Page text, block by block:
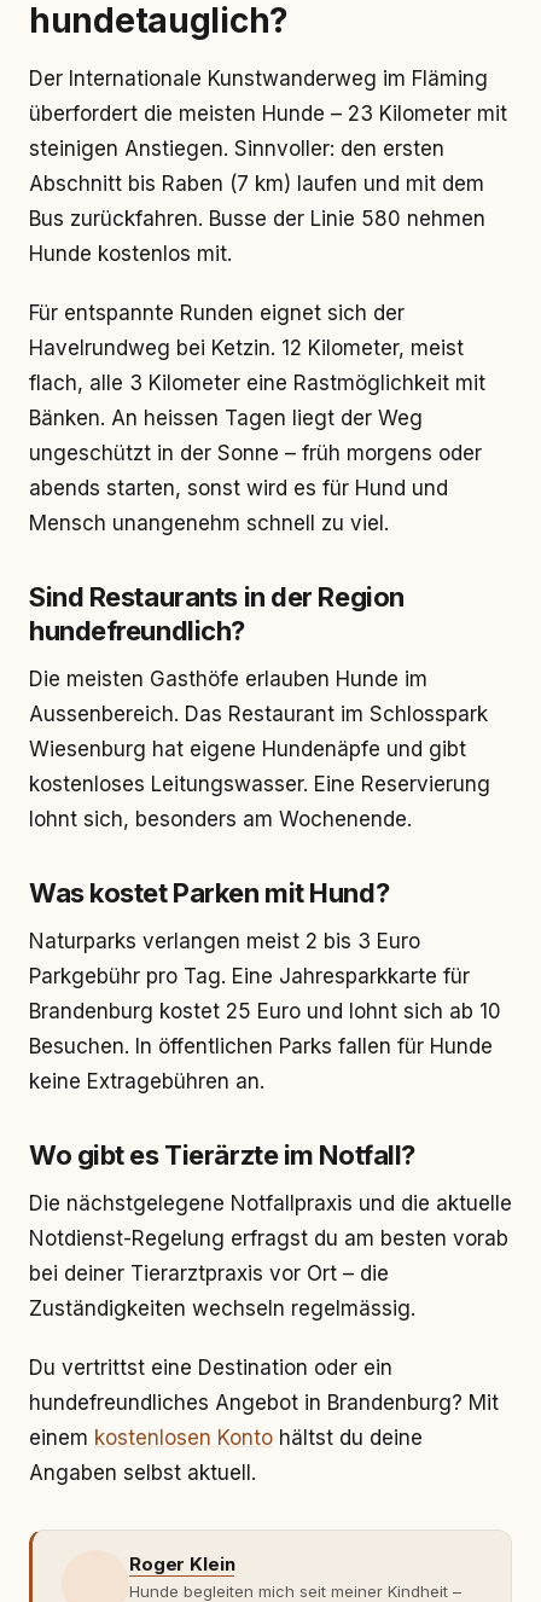
hundetauglich?
Der Internationale Kunstwanderweg im Fläming
überfordert die meisten Hunde – 23 Kilometer mit
steinigen Anstiegen. Sinnvoller: den ersten
Abschnitt bis Raben (7 km) laufen und mit dem
Bus zurückfahren. Busse der Linie 580 nehmen
Hunde kostenlos mit.
Für entspannte Runden eignet sich der
Havelrundweg bei Ketzin. 12 Kilometer, meist
flach, alle 3 Kilometer eine Rastmöglichkeit mit
Bänken. An heissen Tagen liegt der Weg
ungeschützt in der Sonne – früh morgens oder
abends starten, sonst wird es für Hund und
Mensch unangenehm schnell zu viel.
Sind Restaurants in der Region
hundefreundlich?
Die meisten Gasthöfe erlauben Hunde im
Aussenbereich. Das Restaurant im Schlosspark
Wiesenburg hat eigene Hundenäpfe und gibt
kostenloses Leitungswasser. Eine Reservierung
lohnt sich, besonders am Wochenende.
Was kostet Parken mit Hund?
Naturparks verlangen meist 2 bis 3 Euro
Parkgebühr pro Tag. Eine Jahresparkkarte für
Brandenburg kostet 25 Euro und lohnt sich ab 10
Besuchen. In öffentlichen Parks fallen für Hunde
keine Extragebühren an.
Wo gibt es Tierärzte im Notfall?
Die nächstgelegene Notfallpraxis und die aktuelle
Notdienst-Regelung erfragst du am besten vorab
bei deiner Tierarztpraxis vor Ort – die
Zuständigkeiten wechseln regelmässig.
Du vertrittst eine Destination oder ein
hundefreundliches Angebot in Brandenburg? Mit
einem kostenlosen Konto hältst du deine
Angaben selbst aktuell.
Roger Klein
Hunde begleiten mich seit meiner Kindheit –